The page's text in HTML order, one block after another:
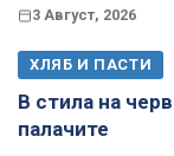
3 Август, 2026
ХЛЯБ И ПАСТИ
В стила на
палачите